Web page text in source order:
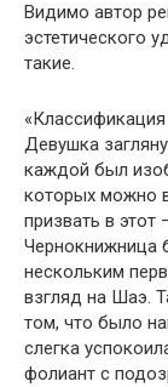
Видимо автор
эстетического
такие.
Девушка
каждой был
которых можно
призвать в этот
Чернокнижница
нескольким
взгляд на Шаэ.
том, что было
слегка
фолиант с